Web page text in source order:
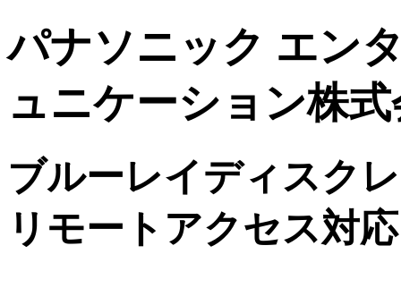
パナソニック エン
ュニケーション株
ブルーレイディスク
リモートアクセス対応